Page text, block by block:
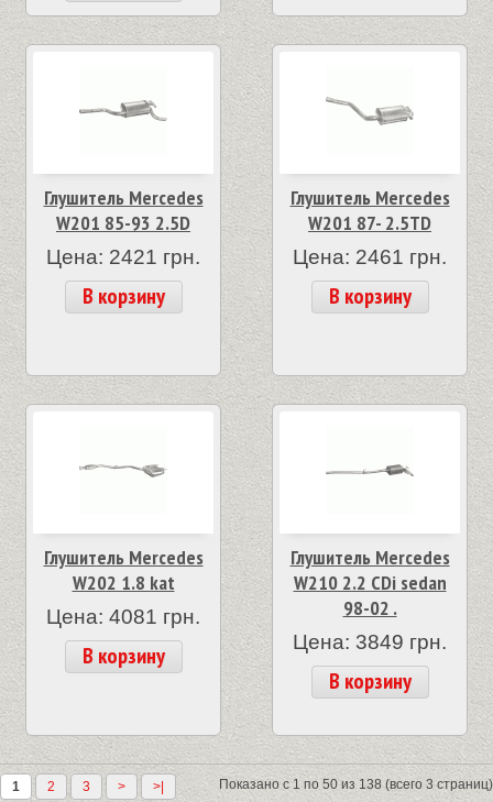
Глушитель Mercedes
W201 85-93 2.5D
Цена: 2421 грн.
В корзину
Глушитель Mercedes
W201 87- 2.5TD
Цена: 2461 грн.
В корзину
Глушитель Mercedes
W202 1.8 kat
Цена: 4081 грн.
В корзину
Глушитель Mercedes
W210 2.2 CDi sedan
98-02 .
Цена: 3849 грн.
В корзину
1 2 3 > >| Показано с 1 по 50 из 138 (всего 3 страниц)